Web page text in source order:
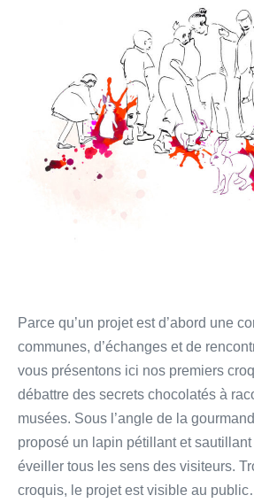
Parce qu’un projet est d’abord une
communes, d’échanges et de
vous présentons ici nos premiers
débattre des secrets chocolatés à
musées. Sous l’angle de la
proposé un lapin pétillant et
éveiller tous les sens des visiteurs.
croquis, le projet est visible au